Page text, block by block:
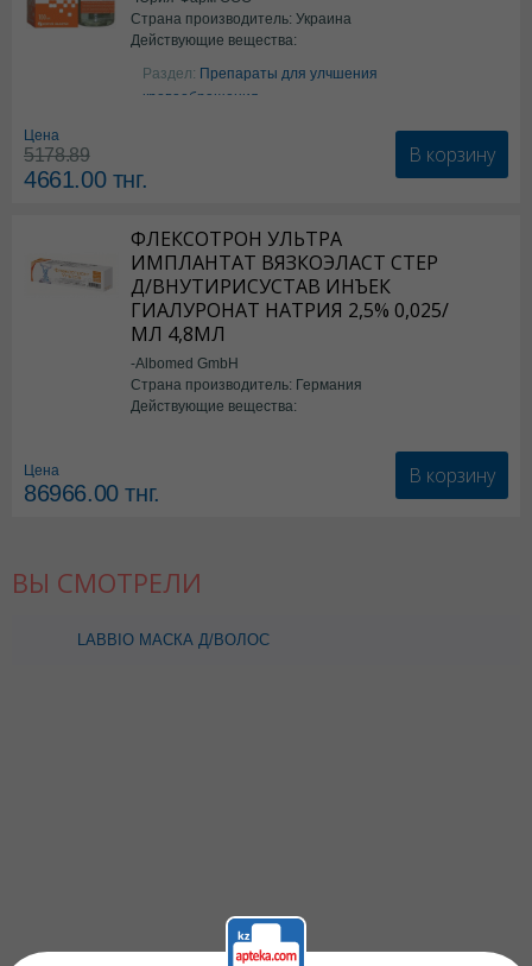
Страна производитель: Украина
Действующие вещества:
Аргинин
Раздел: Препараты для улчшения
кровообращения
Цена
5178.89
4661.00тнг.
В корзину
ФЛЕКСОТРОН УЛЬТРА
ИМПЛАНТАТ ВЯЗКОЭЛАСТ СТЕР
Д/ВНУТИРИСУСТАВ ИНЪЕК
ГИАЛУРОНАТ НАТРИЯ 2,5% 0,025/
МЛ 4,8МЛ
-Albomed GmbH
Страна производитель: Германия
Действующие вещества:
Цена
86966.00тнг.
В корзину
ВЫ СМОТРЕЛИ
LABBIO МАСКА Д/ВОЛОС